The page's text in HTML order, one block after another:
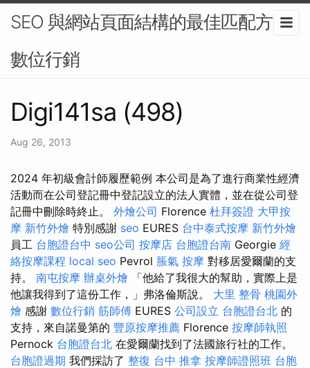
SEO 與網站頁面結構的最佳匹配方案-
數位行銷
Digi141sa (498)
Aug 26, 2013
2024 年初級會計師履歷範例 本公司是為了進行商業性經濟
活動而在公司登記冊中登記設立的法人實體，並在從公司登
記冊中刪除時終止。 外燴公司 Florence 杜拜簽證 大甲按
摩 新竹外燴 特別感謝 seo EURES 台中泰式按摩 新竹外燴
員工 台胞證台中 seo公司 按摩店 台胞證台南 Georgie 經
絡按摩課程 local seo Pevrol 脹氣 按摩 對移居愛爾蘭的支
持。 南屯按摩 辦桌外燴 「他給了我很大的幫助，實際上是
他讓我得到了這份工作，」弗洛倫斯說。 大里 整骨 桃園外
燴 感謝 數位行銷 筋師傅 EURES 公司設立 台胞證台北 的
支持，來自諾曼第的 豐原按摩推薦 Florence 按摩師執照
Pernock 台胞證台北 在愛爾蘭找到了法國旅行社的工作。
台胞證過期 我們採訪了 整復 台中 推拿 按摩師證照班 台胞